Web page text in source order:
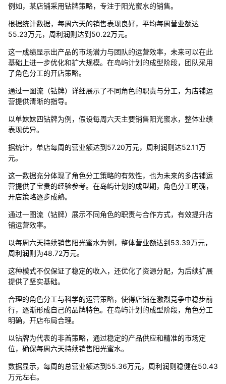
例如，某店铺采用钻牌策略，专注于阳光蜜水的销售。
根据统计数据，每周六天的销售表现良好，平均每周营业额达
55.23万元，周利润则达到50.22万元。
这一成绩显示出产品的市场潜力与团队的运营效率，未来可以在此
基础上进一步优化和扩大规模。在岛屿计划的成型阶段，团队采用
了角色分工的开店策略。
通过一图流（钻牌）详细展示了不同角色的职责与分工，为店铺运
营提供清晰的指导。
以单妹妹四钻牌为例，假设每周六天主要销售阳光蜜水，整体业绩
表现优异。
据统计，单店每周的营业额达到57.20万元，周利润则达52.11万
元。
这一数据充分体现了角色分工策略的有效性，也为未来的多店铺运
营提供了宝贵的经验参考。在岛屿计划的成型期，角色分工明确，
开店策略逐步成熟。
通过一图流（钻牌）展示不同角色的职责与合作方式，有效提升店
铺运营效率。
以每周六天持续销售阳光蜜水为例，整体营业额达到53.39万元，
周利润则为48.72万元。
这种模式不仅保证了稳定的收入，还优化了资源分配，为后续扩展
提供了坚实基础。
合理的角色分工与科学的运营策略，使得店铺在激烈竞争中稳步前
行，逐渐形成自己的品牌特色。在岛屿计划的成型阶段，角色分工
明确，开店布局合理。
以钻牌为代表的非酋策略，通过稳定的产品供应和精准的市场定
位，确保每周六天持续销售阳光蜜水。
数据显示，每周的总营业额达到55.36万元，周利润则稳健在50.43
万元左右。